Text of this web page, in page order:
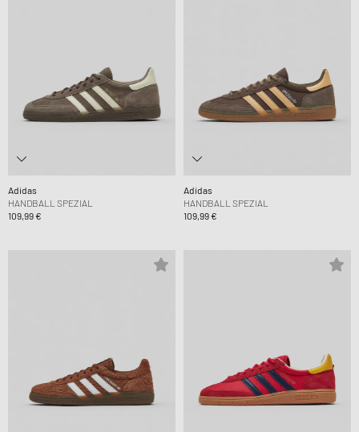
Adidas
HANDBALL SPEZIAL
109,99 €
Adidas
HANDBALL SPEZIAL
109,99 €